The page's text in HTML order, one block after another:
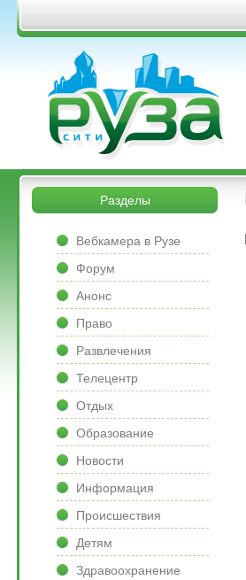
Перейти к основному содержанию
&bsps;
&bsps;
Разделы
Вебкамера в Рузе
Форум
Анонс
Право
Развлечения
Телецентр
Отдых
Образование
Новости
Информация
Происшествия
Детям
Здравоохранение